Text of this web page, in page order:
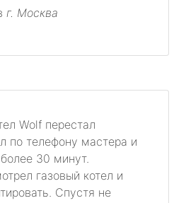
г. Москва
Wolf перестал
по телефону мастера и
30 минут.
газовый котел и
Спустя не